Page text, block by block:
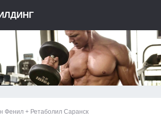
Фенил + Ретаболил Саранск